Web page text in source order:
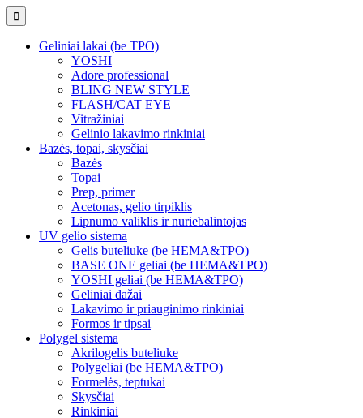
Geliniai lakai (be TPO)
YOSHI
Adore professional
BLING NEW STYLE
FLASH/CAT EYE
Vitražiniai
Gelinio lakavimo rinkiniai
Bazės, topai, skysčiai
Bazės
Topai
Prep, primer
Acetonas, gelio tirpiklis
Lipnumo valiklis ir nuriebalintojas
UV gelio sistema
Gelis buteliuke (be HEMA&TPO)
BASE ONE geliai (be HEMA&TPO)
YOSHI geliai (be HEMA&TPO)
Geliniai dažai
Lakavimo ir priauginimo rinkiniai
Formos ir tipsai
Polygel sistema
Akrilogelis buteliuke
Polygeliai (be HEMA&TPO)
Formelės, teptukai
Skysčiai
Rinkiniai